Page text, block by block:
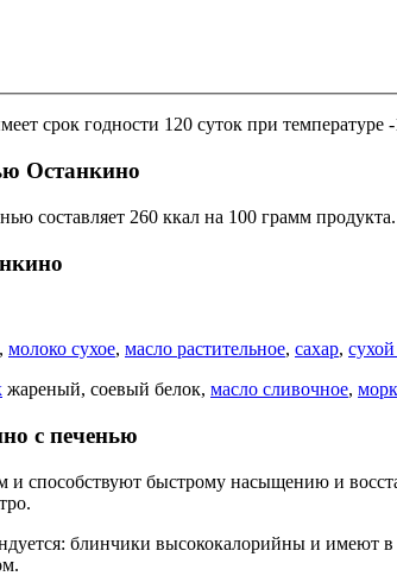
срок годности 120 суток при температуре
Останкино
составляет 260 ккал на 100 грамм продукта.
, молоко сухое, масло растительное, сахар,
жареный, соевый белок, масло сливочное,
с печенью
способствуют быстрому насыщению и
блинчики высококалорийны и